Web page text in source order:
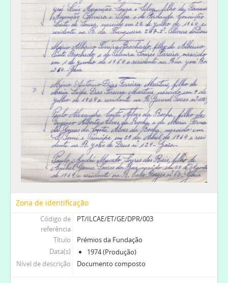
[Secção] GP - Gestão do Património, 1957-07-15-1981-02-13
[Secção] RI - Relações Institucionais, 1940-1989
[Secção] RH - Recursos Humanos, 1953-01-02-1988-11-09
Zona de identificação
Código de
referência
PT/ILCAE/ET/GE/DPR/003
Título
Prémios da Fundação
Data(s)
1974 (Produção)
Nível de descrição
Documento composto